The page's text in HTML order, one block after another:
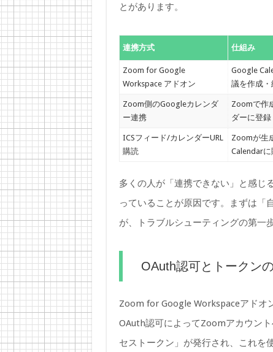
とがあります。
連携方式 仕組み
Zoom for Google
Workspace アドオン
Google
議を作成・
Zoom側のGoogleカレンダ
ー連携
Zoomで作
ダーに登録
ICSフィード/カレンダーURL
購読
Zoomが生
Calendarに
多くの人が「連携できない」と感じ
っていることが原因です。まずは「
が、トラブルシューティングの第一歩
OAuth認可とトークン
Zoom for Google Workspaceアドオ
OAuth認可によってZoomアカウン
セストークン」が発行され、これを